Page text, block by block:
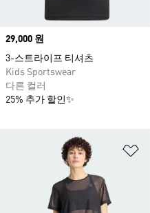
Price
29,000 원
3-스트라이프 티셔츠
Kids Sportswear
다른 컬러
25% 추가 할인✨